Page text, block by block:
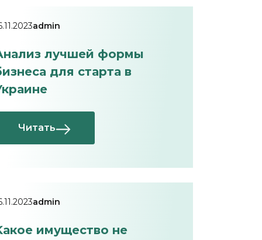
admin
лучшей формы
для старта в
Читать
admin
имущество не